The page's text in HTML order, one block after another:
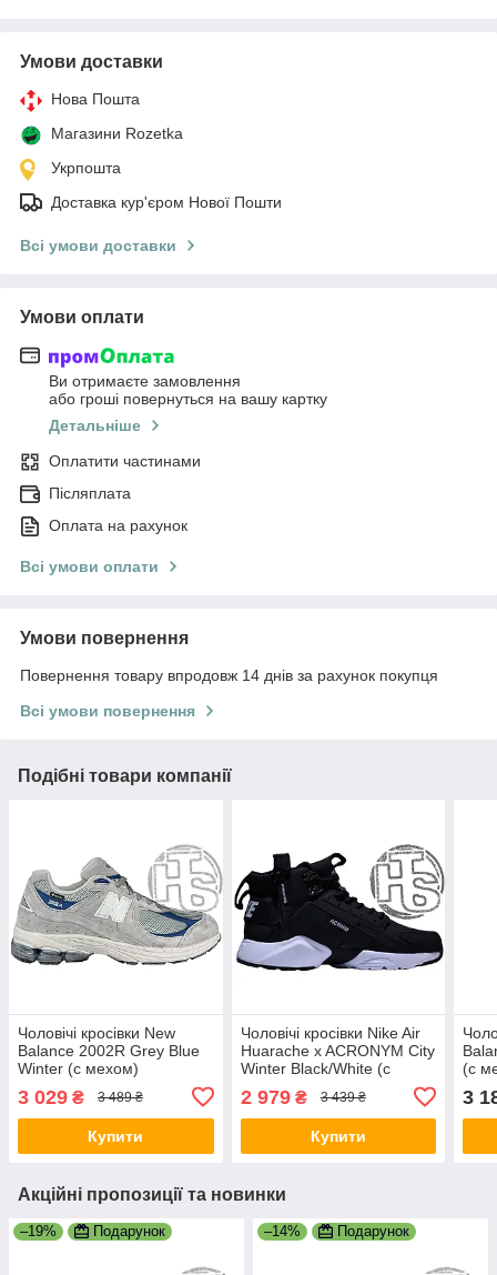
Умови доставки
Нова Пошта
Магазини Rozetka
Укрпошта
Доставка кур'єром Нової Пошти
Всі умови доставки
Умови оплати
Ви отримаєте замовлення
або гроші повернуться на вашу картку
Детальніше
Оплатити частинами
Післяплата
Оплата на рахунок
Всі умови оплати
Умови повернення
Повернення товару впродовж 14 днів за рахунок покупця
Всі умови повернення
Подібні товари компанії
Чоловічі кросівки New
Balance 2002R Grey Blue
Winter (с мехом)
3 029 ₴ 3 489 ₴
Купити
Чоловічі кросівки Nike Air
Huarache x ACRONYM City
Winter Black/White (с
2 979₴ 3 439 ₴
Купити
(с
3
Акційні пропозиції та новинки
–19% Подарунок –14% Подарунок